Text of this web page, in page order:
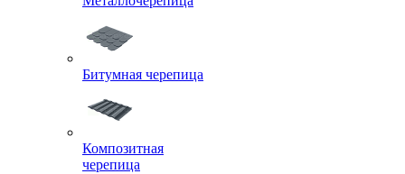
Битумная черепица
Композитная
черепица